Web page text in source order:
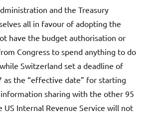
and the Treasury
all in favour of adopting the
have the budget authorisation or
Congress to spend anything to do
Switzerland set a deadline of
as the “effective date” for starting
information sharing with the other 95
US Internal Revenue Service will not